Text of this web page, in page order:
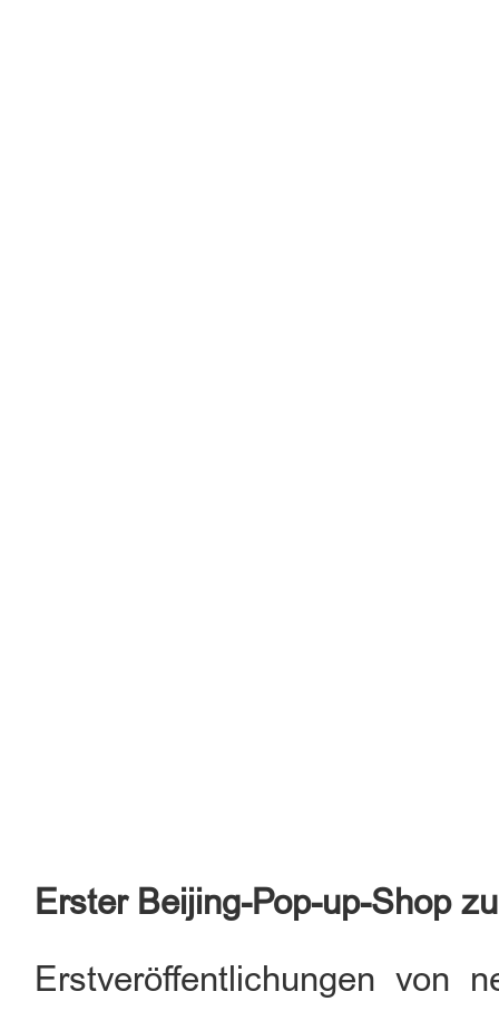
Erster Beijing-Pop-up-Shop
Erstveröffentlichungen von